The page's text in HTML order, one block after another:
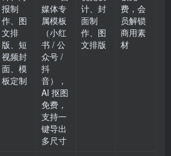
报制
作、图
文排
版、短
视频封
面、模
板定制
媒体专
属模板
（小红
书 / 公
众号 /
抖
音），
AI 抠图
免费，
支持一
键导出
多尺寸
计、封
面制
作、图
文排版
费，会
员解锁
商用素
材